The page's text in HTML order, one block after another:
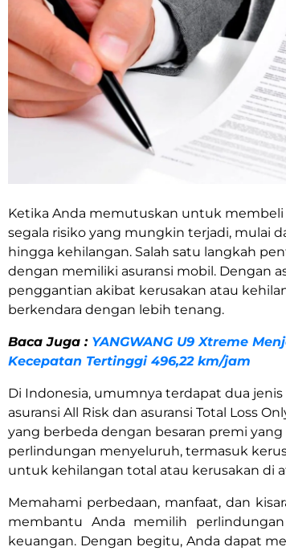
Ketika Anda memutuskan untuk membeli
segala risiko yang mungkin terjadi, mulai
hingga kehilangan. Salah satu langkah
dengan memiliki asuransi mobil. Dengan
penggantian akibat kerusakan atau
berkendara dengan lebih tenang.
Baca Juga : YANGWANG U9 Xtreme
Kecepatan Tertinggi 496,22 km/jam
Di Indonesia, umumnya terdapat dua
asuransi All Risk dan asuransi Total Loss
yang berbeda dengan besaran premi
perlindungan menyeluruh, termasuk
untuk kehilangan total atau kerusakan di
Memahami perbedaan, manfaat, dan
membantu Anda memilih
keuangan. Dengan begitu, Anda dapat